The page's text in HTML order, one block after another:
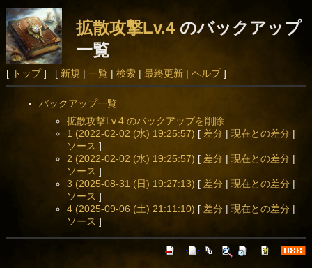
拡散攻撃Lv.4のバックアップ
一覧
[ トップ] [ 新規 | 一覧 | 検索| 最終更新| ヘルプ]
バックアップ一覧
拡散攻撃Lv.4 のバックアップを削除
1 (2022-02-02 (水) 19:25:57) [ 差分 |現在との差分 |
ソース ]
2 (2022-02-02 (水) 19:25:57) [ 差分 |現在との差分 |
ソース ]
3 (2025-08-31 (日) 19:27:13) [ 差分 |現在との差分 |
ソース ]
4 (2025-09-06 (土) 21:11:10) [ 差分 |現在との差分 |
ソース ]